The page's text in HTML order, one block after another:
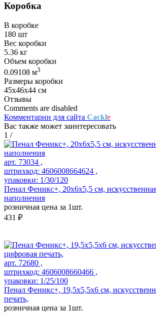
Коробка
В коробке
180 шт
Вес коробки
5.36 кг
Объем коробки
0.09108 м3
Размеры коробки
45х46х44 см
Отзывы
Comments are disabled
Комментарии для сайта Cackle
Вас также может заинтересовать
1 /
арт. 73034 ,
штрихкод: 4606008664624 ,
упаковки: 1/30/120
Пенал Феникс+, 20х6х5,5 см,
наполнения
розничная цена за 1шт.
431 ₽
арт. 72680 ,
штрихкод: 4606008660466 ,
упаковки: 1/25/100
Пенал Феникс+, 19,5х5,5х6 см,
печать,
розничная цена за 1шт.